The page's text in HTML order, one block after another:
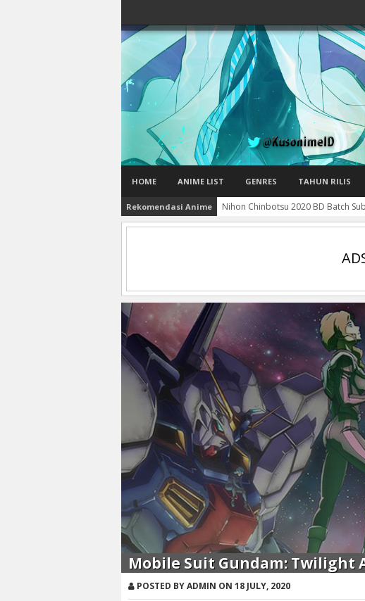
HOME ANIME LIST GENRES TAHUN RILIS
Rekomendasi Anime Nihon Chinbotsu 2020 BD Batch
Mobile Suit Gundam: Twilight
POSTED BY ADMIN ON 18 JULY, 2020